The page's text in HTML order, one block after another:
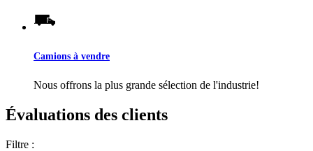
Camions à vendre
Nous offrons la plus grande sélection de l'industrie!
Évaluations des clients
Filtre :